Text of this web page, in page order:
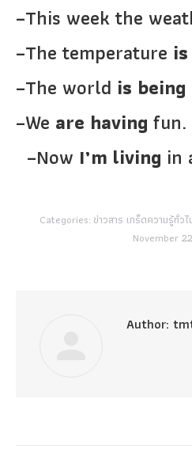
–This week the
–The temperature
–The world is being
–We are having fun.
–Now I’m living in
Categories: ข่าวสาร เกร็ดความรู้ทั่วไ
November
Author: